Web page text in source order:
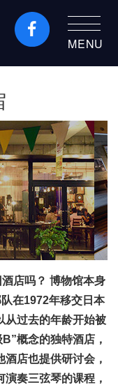
MENU
店吗？ 博物馆本身
在1972年移交日本
从过去的年龄开始被
概念的独特酒店，
店也提供研讨会，
奏三弦琴的课程，